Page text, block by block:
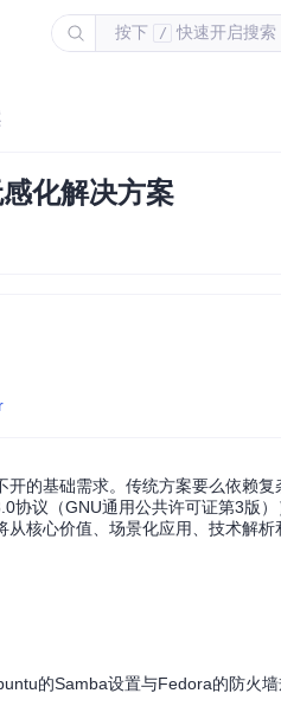
按下 / 快速开启搜索
化解决方案
的基础需求。传统方案要么依赖
协议（GNU通用公共许可证第3版
核心价值、场景化应用、技术解
的Samba设置与Fedora的防火